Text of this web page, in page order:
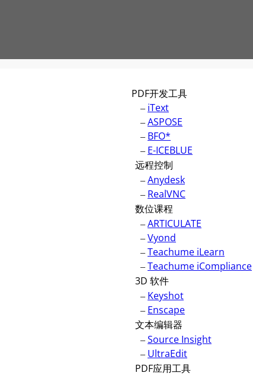
PDF开发工具
– iText
–ASPOSE
– BFO*
– E-ICEBLUE
远程控制
–Anydesk
– RealVNC
数位课程
–ARTICULATE
–Vyond
–Teachume iLearn
–Teachume iCompliance
3D 软件
– Keyshot
– Enscape
文本编辑器
–Source Insight
– UltraEdit
PDF应用工具